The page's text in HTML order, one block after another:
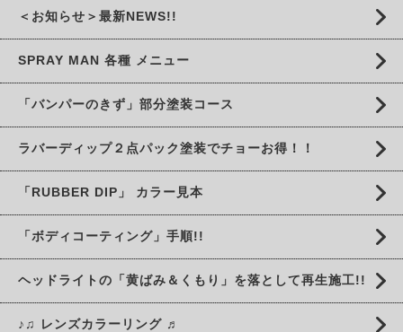
＜お知らせ＞最新NEWS!!
SPRAY MAN 各種 メニュー
「バンパーのきず」部分塗装コース
ラバーディップ２点パック塗装でチョーお得！！
「RUBBER DIP」 カラー見本
「ボディコーティング」手順!!
ヘッドライトの「黄ばみ＆くもり」を落として再生施工!!
♪♫ レンズカラーリング ♬